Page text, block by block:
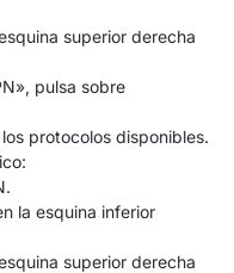
superior derecha
pulsa sobre
protocolos disponibles.
la esquina inferior
superior derecha